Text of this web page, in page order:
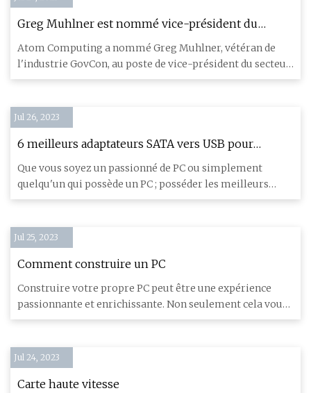
Greg Muhlner est nommé vice-président du
secteur public d'Atom Computing et Ken
Braithwaite est nommé au conseil d'administration
Atom Computing a nommé Greg Muhlner, vétéran de
l'industrie GovCon, au poste de vice-président du secteur
public et Ken
Jul 26, 2023
6 meilleurs adaptateurs SATA vers USB pour
disques durs externes
Que vous soyez un passionné de PC ou simplement
quelqu'un qui possède un PC ; posséder les meilleurs
adaptateurs SATA
Jul 25, 2023
Comment construire un PC
Construire votre propre PC peut être une expérience
passionnante et enrichissante. Non seulement cela vous
fera économ
Jul 24, 2023
Carte haute vitesse